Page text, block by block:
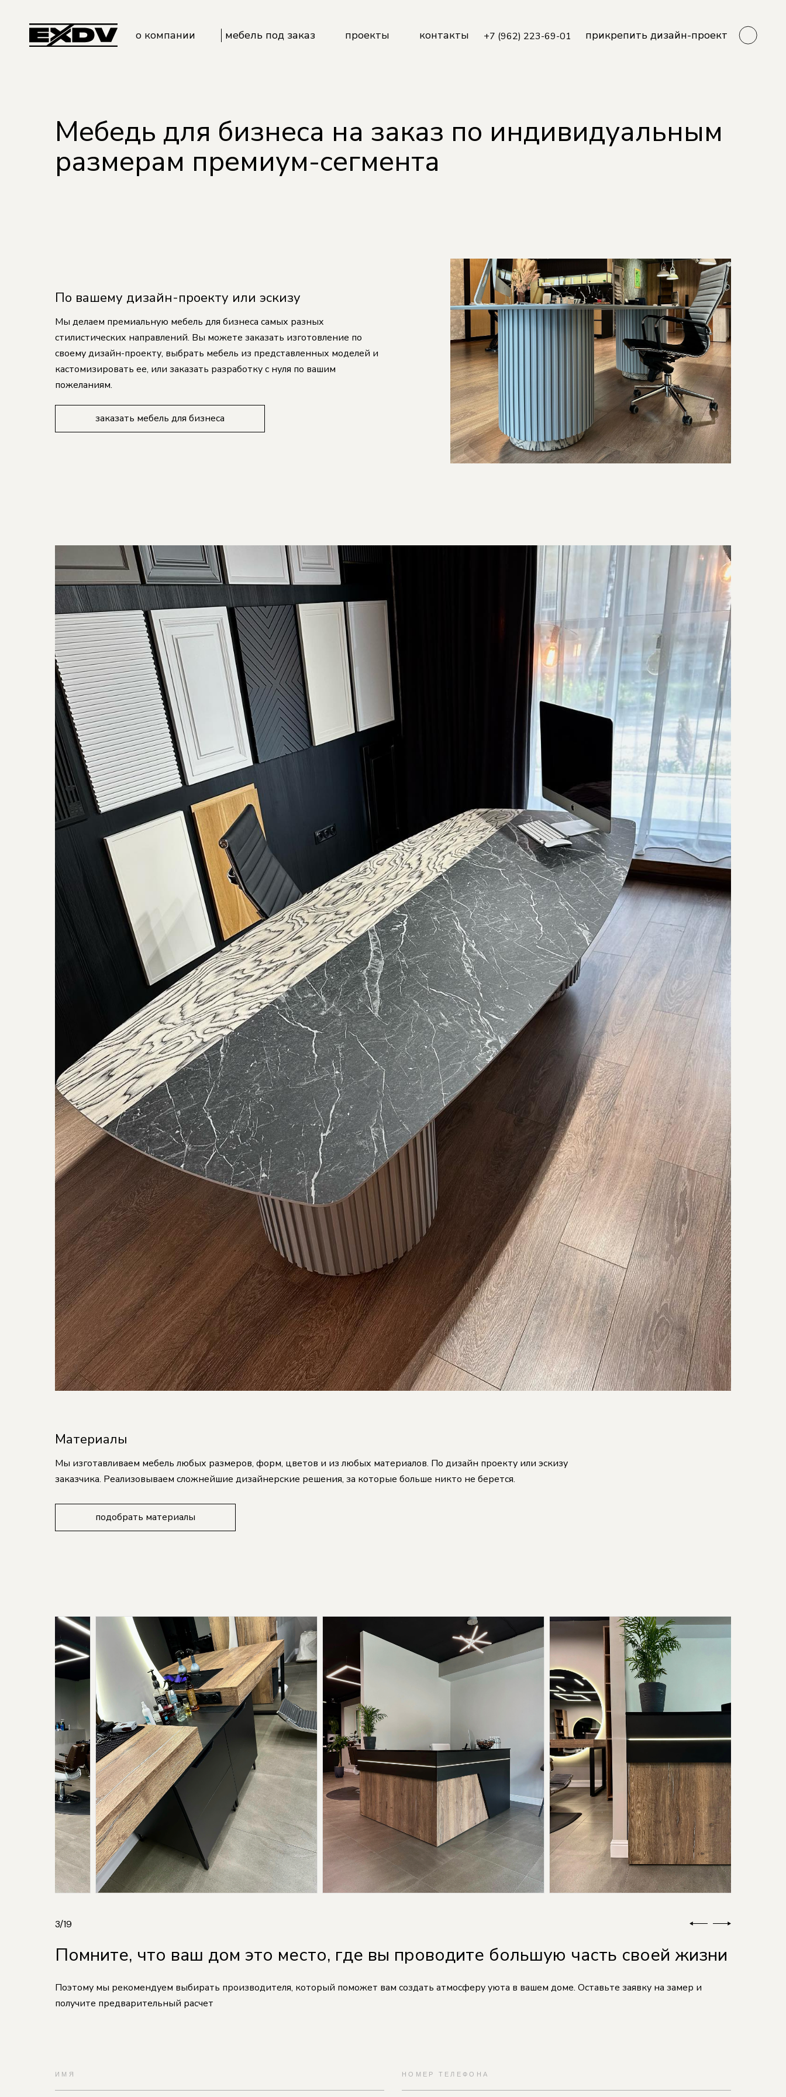
о компании мебель под заказ
Мебель для ванных комнат
Детские
Гардеробные
проекты контакты +7 (962) 223-69-01 прикрепить дизайн-проект
Мебедь для бизнеса на заказ по индивидуальным
размерам премиум-сегмента
По вашему дизайн-проекту или эскизу
Мы делаем премиальную мебель для бизнеса самых разных
стилистических направлений. Вы можете заказать изготовление по
своему дизайн-проекту, выбрать мебель из представленных моделей и
кастомизировать ее, или заказать разработку с нуля по вашим
пожеланиям.
заказать мебель для бизнеса
Материалы
Мы изготавливаем мебель любых размеров, форм, цветов и из любых материалов. По дизайн проекту или эскизу
заказчика. Реализовываем сложнейшие дизайнерские решения, за которые больше никто не берется.
подобрать материалы
3/19
Помните, что ваш дом это место, где вы проводите большую часть своей жизни
Поэтому мы рекомендуем выбирать производителя, который поможет вам создать атмосферу уюта в вашем доме. Оставьте заявку на замер и
получите предварительный расчет